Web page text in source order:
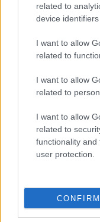
related to
device identifiers
I want to allow
related to
I want to allow
related to
I want to allow
related to
functionality
user protection.
CONFIRM
AC Milanvs
ELŐZŐ
Támogatás
a